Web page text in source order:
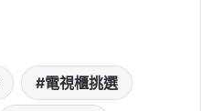
電視櫃挑選